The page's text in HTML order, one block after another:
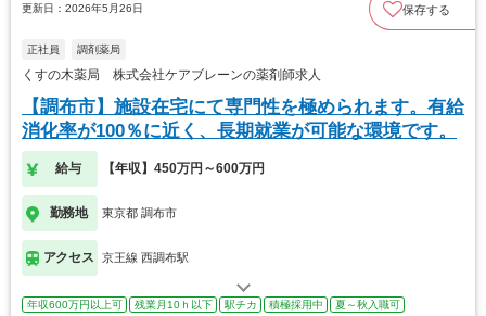
更新日：2026年5月26日 保存する
正社員 調剤薬局
くすの木薬局 株式会社ケアブレーンの薬剤師求人
【調布市】施設在宅にて専門性を極められます。有給
消化率が100％に近く、長期就業が可能な環境です。
給与 【年収】450万円～600万円
勤務地 東京都 調布市
アクセス 京王線 西調布駅
年収600万円以上可 残業月10ｈ以下 駅チカ 積極採用中 夏～秋入職可